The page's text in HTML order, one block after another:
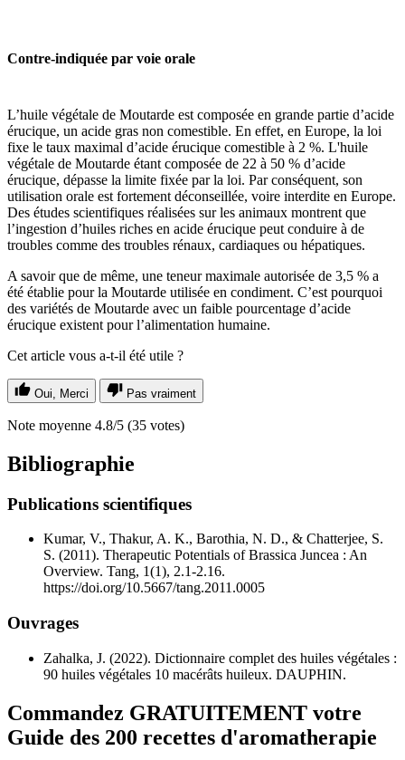
Contre-indiquée par voie orale
L’huile végétale de Moutarde est composée en grande partie d’acide
érucique, un acide gras non comestible. En effet, en Europe, la loi
fixe le taux maximal d’acide érucique comestible à 2 %. L'huile
végétale de Moutarde étant composée de 22 à 50 % d’acide
érucique, dépasse la limite fixée par la loi. Par conséquent, son
utilisation orale est fortement déconseillée, voire interdite en Europe.
Des études scientifiques réalisées sur les animaux montrent que
l’ingestion d’huiles riches en acide érucique peut conduire à de
troubles comme des troubles rénaux, cardiaques ou hépatiques.
A savoir que de même, une teneur maximale autorisée de 3,5 % a
été établie pour la Moutarde utilisée en condiment. C’est pourquoi
des variétés de Moutarde avec un faible pourcentage d’acide
érucique existent pour l’alimentation humaine.
Cet article vous a-t-il été utile ?
Oui, Merci Pas vraiment
Note moyenne 4.8/5 (35 votes)
Bibliographie
Publications scientifiques
Kumar, V., Thakur, A. K., Barothia, N. D., & Chatterjee, S.
S. (2011). Therapeutic Potentials of Brassica Juncea : An
Overview. Tang, 1(1), 2.1-2.16.
https://doi.org/10.5667/tang.2011.0005
Ouvrages
Zahalka, J. (2022). Dictionnaire complet des huiles végétales :
90 huiles végétales 10 macérâts huileux. DAUPHIN.
Commandez GRATUITEMENT votre
Guide des 200 recettes d'aromatherapie